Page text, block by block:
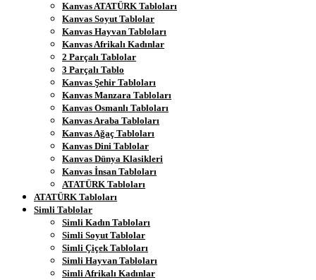
Kanvas ATATÜRK Tabloları
Kanvas Soyut Tablolar
Kanvas Hayvan Tabloları
Kanvas Afrikalı Kadınlar
2 Parçalı Tablolar
3 Parçalı Tablo
Kanvas Şehir Tabloları
Kanvas Manzara Tabloları
Kanvas Osmanlı Tabloları
Kanvas Araba Tabloları
Kanvas Ağaç Tabloları
Kanvas Dini Tablolar
Kanvas Dünya Klasikleri
Kanvas İnsan Tabloları
ATATÜRK Tabloları
ATATÜRK Tabloları
Simli Tablolar
Simli Kadın Tabloları
Simli Soyut Tablolar
Simli Çiçek Tabloları
Simli Hayvan Tabloları
Simli Afrikalı Kadınlar